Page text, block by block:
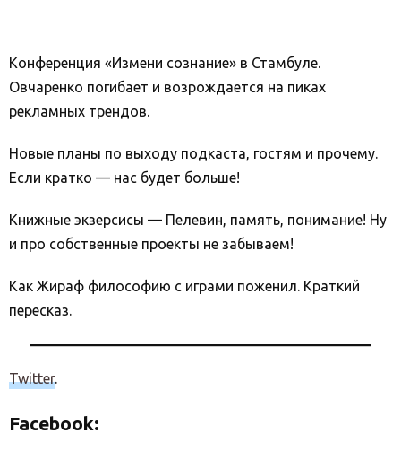
Конференция «Измени сознание» в Стамбуле.
Овчаренко погибает и возрождается на пиках
рекламных трендов.
Новые планы по выходу подкаста, гостям и прочему.
Если кратко — нас будет больше!
Книжные экзерсисы — Пелевин, память, понимание! Ну
и про собственные проекты не забываем!
Как Жираф философию с играми поженил. Краткий
пересказ.
Twitter.
Facebook: